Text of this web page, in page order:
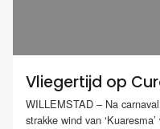
Vliegertijd op
WILLEMSTAD – Na
strakke wind van